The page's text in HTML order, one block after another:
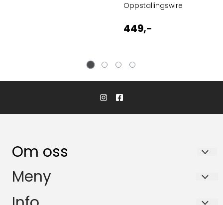
Oppstallingswire
449,-
Om oss
Handler & OT Products as
Mussugata 10
Meny
Personvern